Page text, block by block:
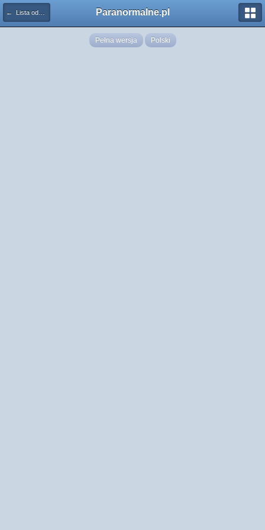
← Lista odznaczeń Paranormalne.pl
Pełna wersja Polski